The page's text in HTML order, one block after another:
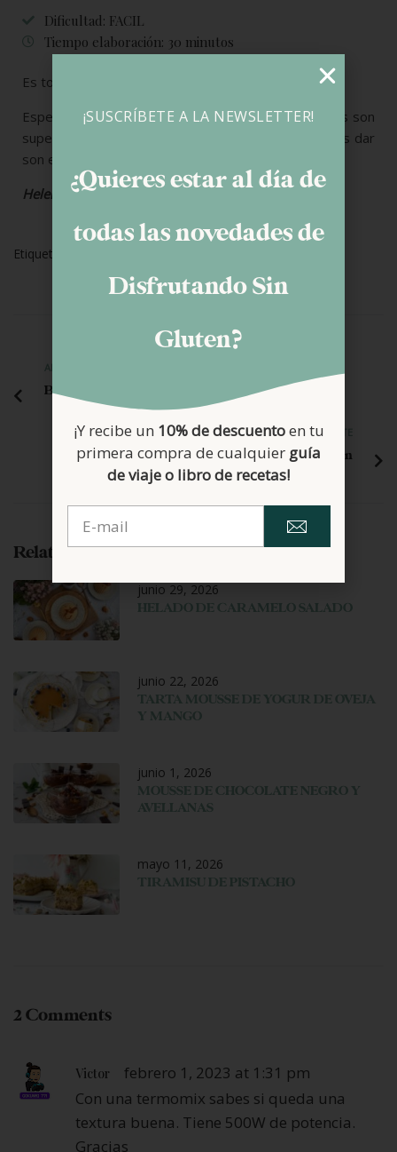
Dificultad: FACIL
Tiempo elaboración: 30 minutos
Es todo por hoy.
Espero que os animéis a hacerlas porque como veis son
super sencillas de elaborar y los usos que les podéis dar
son enormes.
Helena
Etiquetas:
ANTERIOR
Bundt cake de arándanos
SIGUIENTE
Helado de Tarta de Queso sin gluten
Related Posts
junio 29, 2026
HELADO DE CARAMELO SALADO
junio 22, 2026
TARTA MOUSSE DE YOGUR DE OVEJA
Y MANGO
junio 1, 2026
MOUSSE DE CHOCOLATE NEGRO Y
AVELLANAS
mayo 11, 2026
TIRAMISU DE PISTACHO
2 Comments
Victor
febrero 1, 2023 at 1:31 pm
Con una termomix sabes si queda una
textura buena. Tiene 500W de potencia.
Gracias
¡SUSCRÍBETE A LA NEWSLETTER!
¿Quieres estar al día de
todas las novedades de
Disfrutando Sin
Gluten?
¡Y recibe un 10% de descuentoen tu
primera compra de cualquier guía
de viaje o libro de recetas!